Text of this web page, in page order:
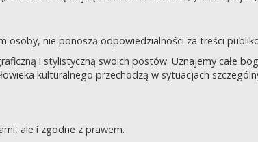
osoby, nie ponoszą odpowiedzialności za treści
i stylistyczną swoich postów. Uznajemy całe
kulturalnego przechodzą w sytuacjach
ale i zgodne z prawem.